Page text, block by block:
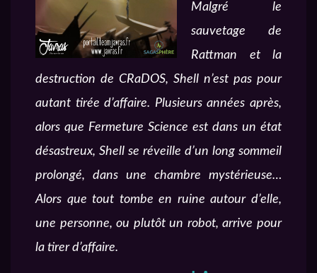
Malgré le
sauvetage de
Rattman et la
destruction de CRaDOS, Shell n’est pas pour
autant tirée d’affaire. Plusieurs années après,
alors que Fermeture Science est dans un état
désastreux, Shell se réveille d’un long sommeil
prolongé, dans une chambre mystérieuse…
Alors que tout tombe en ruine autour d’elle,
une personne, ou plutôt un robot, arrive pour
la tirer d’affaire.